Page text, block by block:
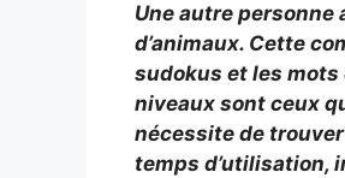
Une autre personne
d’animaux. Cette
sudokus et les mots
niveaux sont ceux
nécessite de
temps d’utilisation,